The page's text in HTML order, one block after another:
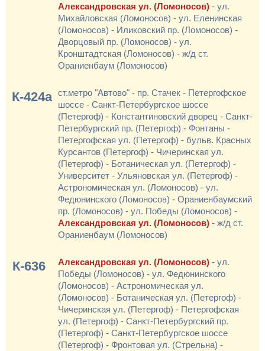
Александровская ул. (Ломоносов) - ул.
Михайловская (Ломоносов) - ул. Еленинская
(Ломоносов) - Иликовский пр. (Ломоносов) -
Дворцовый пр. (Ломоносов) - ул.
Кронштадтская (Ломоносов) - ж/д ст.
Ораниенбаум (Ломоносов)
К-424а ст.метро "Автово" - пр. Стачек - Петергофское
шоссе - Санкт-Петербургское шоссе
(Петергоф) - Константиновский дворец - Санкт-
Петербургский пр. (Петергоф) - Фонтаны -
Петергофская ул. (Петергоф) - бульв. Красных
Курсантов (Петергоф) - Чичеринская ул.
(Петергоф) - Ботаническая ул. (Петергоф) -
Университет - Ульяновская ул. (Петергоф) -
Астрономическая ул. (Ломоносов) - ул.
Федюнинского (Ломоносов) - Ораниенбаумский
пр. (Ломоносов) - ул. Победы (Ломоносов) -
Александровская ул. (Ломоносов) - ж/д ст.
Ораниенбаум (Ломоносов)
К-636 Александровская ул. (Ломоносов) - ул.
Победы (Ломоносов) - ул. Федюнинского
(Ломоносов) - Астрономическая ул.
(Ломоносов) - Ботаническая ул. (Петергоф) -
Чичеринская ул. (Петергоф) - Петергофская
ул. (Петергоф) - Санкт-Петербургский пр.
(Петергоф) - Санкт-Петербургское шоссе
(Петергоф) - Фронтовая ул. (Стрельна) -